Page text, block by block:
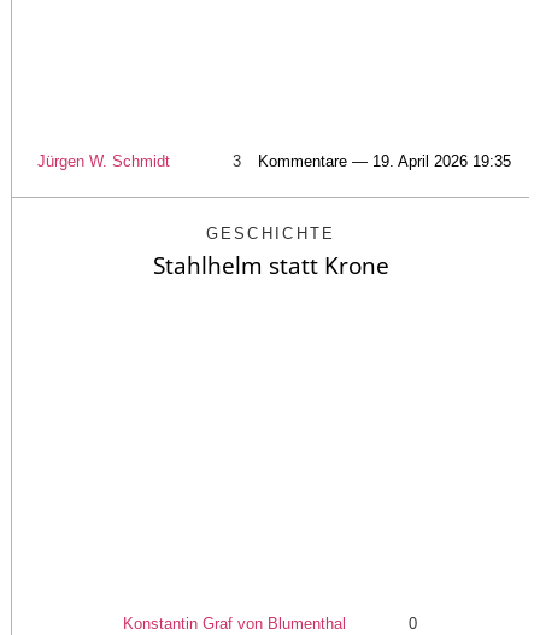
Jürgen W. Schmidt 3 Kommentare — 19. April 2026 19:35
GESCHICHTE
Stahlhelm statt Krone
Konstantin Graf von Blumenthal
0